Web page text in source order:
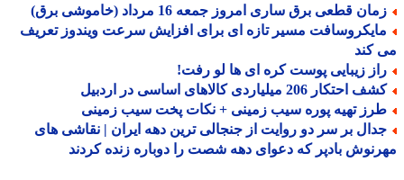
قطعی برق ساری امروز جمعه 16 مرداد (خاموشی برق)
مسیر تازه ای برای افزایش سرعت ویندوز تعریف
کند
زیبایی پوست کره ای ها لو رفت!
206 میلیاردی کالاهای اساسی در اردبیل
تهیه پوره سیب زمینی + نکات پخت سیب زمینی
بر سر دو روایت از جنجالی ترین دهه ایران | نقاشی های
بادپر که دعوای دهه شصت را دوباره زنده کردند